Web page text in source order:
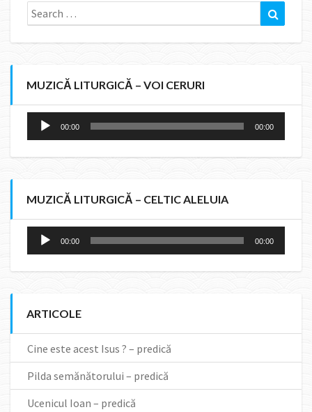
Search
for:
MUZICĂ LITURGICĂ – VOI CERURI
Audio
Player
00:00 00:00
MUZICĂ LITURGICĂ – CELTIC ALELUIA
Audio
Player
00:00 00:00
ARTICOLE
Cine este acest Isus ? – predică
Pilda semănătorului – predică
Ucenicul Ioan – predică